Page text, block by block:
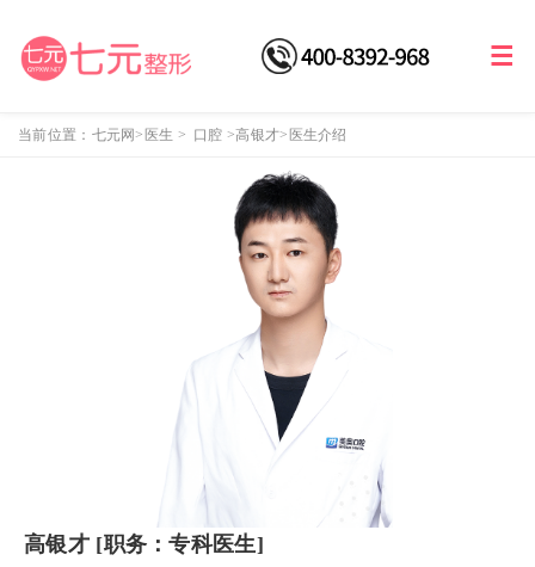
当前位置： 七元网>医生 > 口腔 >高银才>医生介绍
高银才 [职务：专科医生]